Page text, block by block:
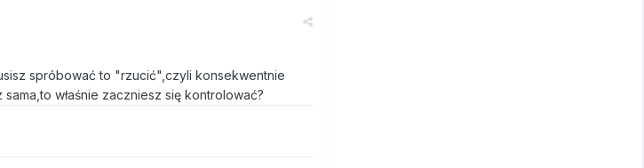
spróbować to "rzucić",czyli konsekwentnie
właśnie zaczniesz się kontrolować?